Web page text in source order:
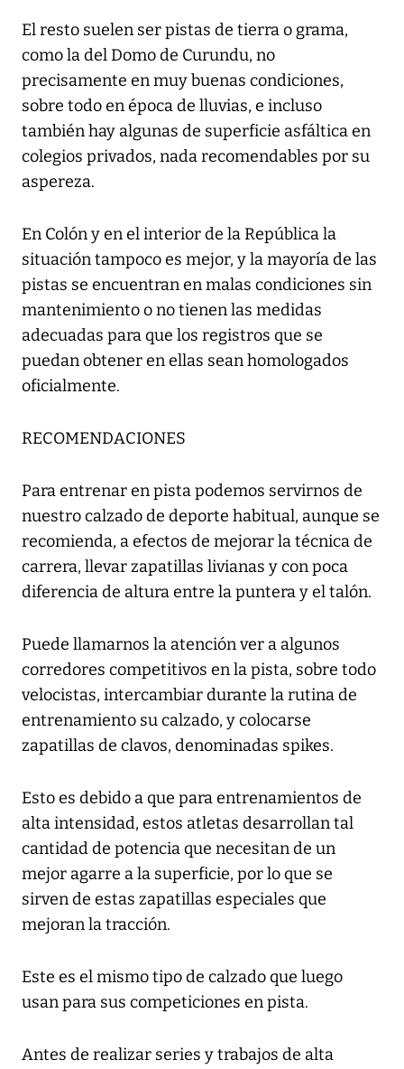
El resto suelen ser pistas de tierra o grama,
como la del Domo de Curundu, no
precisamente en muy buenas condiciones,
sobre todo en época de lluvias, e incluso
también hay algunas de superficie asfáltica en
colegios privados, nada recomendables por su
aspereza.
En Colón y en el interior de la República la
situación tampoco es mejor, y la mayoría de las
pistas se encuentran en malas condiciones sin
mantenimiento o no tienen las medidas
adecuadas para que los registros que se
puedan obtener en ellas sean homologados
oficialmente.
RECOMENDACIONES
Para entrenar en pista podemos servirnos de
nuestro calzado de deporte habitual, aunque se
recomienda, a efectos de mejorar la técnica de
carrera, llevar zapatillas livianas y con poca
diferencia de altura entre la puntera y el talón.
Puede llamarnos la atención ver a algunos
corredores competitivos en la pista, sobre todo
velocistas, intercambiar durante la rutina de
entrenamiento su calzado, y colocarse
zapatillas de clavos, denominadas spikes.
Esto es debido a que para entrenamientos de
alta intensidad, estos atletas desarrollan tal
cantidad de potencia que necesitan de un
mejor agarre a la superficie, por lo que se
sirven de estas zapatillas especiales que
mejoran la tracción.
Este es el mismo tipo de calzado que luego
usan para sus competiciones en pista.
Antes de realizar series y trabajos de alta